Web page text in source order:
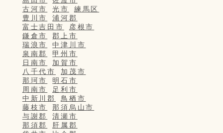
古河市
光市
練馬区
豊川市
浦河郡
富士吉田市
彦根市
鎌倉市
郡上市
瑞浪市
中津川市
泉南郡
甲州市
日南市
加賀市
八千代市
加茂市
那珂市
明石市
周南市
足利市
中新川郡
鳥栖市
藤枝市
那須烏山市
与謝郡
清瀬市
那須郡
肝属郡